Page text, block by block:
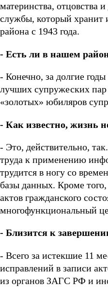
материнства, отцовства
службы, который хранит
района с 1943 года.
- Есть ли в нашем
- Конечно, за долгие
лучших супружеских
«золотых» юбиляров
- Как известно, жизнь
- Это, действительно,
труда к применению
трудится в ногу со
базы данных. Кроме того,
актов гражданского
многофункциональный
- Близится к
- Всего за истекшие 11
исправлений в записи
из органов ЗАГС РФ и